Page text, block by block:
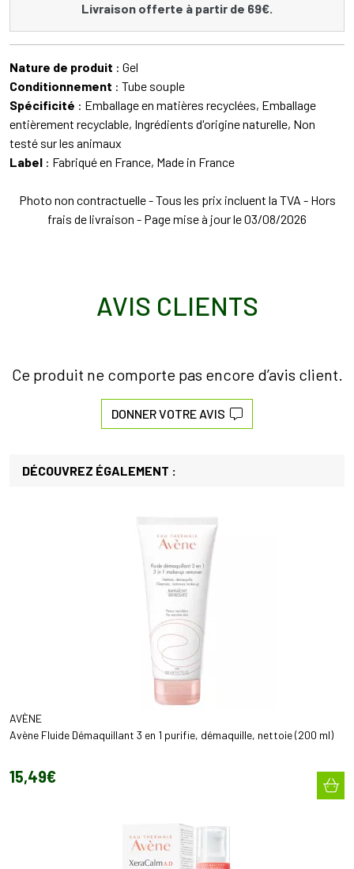
Livraison offerte à partir de 69€.
Nature de produit : Gel
Conditionnement : Tube souple
Spécificité : Emballage en matières recyclées, Emballage
entièrement recyclable, Ingrédients d'origine naturelle, Non
testé sur les animaux
Label : Fabriqué en France, Made in France
Photo non contractuelle - Tous les prix incluent la TVA - Hors
frais de livraison - Page mise à jour le 03/08/2026
AVIS CLIENTS
Ce produit ne comporte pas encore d’avis client.
DONNER VOTRE AVIS
DÉCOUVREZ ÉGALEMENT :
AVÈNE
Avène Fluide Démaquillant 3 en 1 purifie, démaquille, nettoie (200 ml)
15,49€